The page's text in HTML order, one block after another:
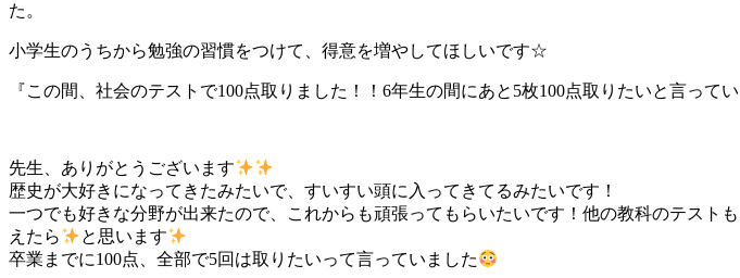
た。
小学生のうちから勉強の習慣をつけて、得意を増やしてほしいです☆
『この間、社会のテストで100点取りました！！6年生の間にあと5枚100点取りたいと言って
先生、ありがとうございます
歴史が大好きになってきたみたいで、すいすい頭に入ってきてるみたいです！
一つでも好きな分野が出来たので、これからも頑張ってもらいたいです！他の教科のテス
えたら
と思います
卒業までに100点、全部で5回は取りたいって言っていました